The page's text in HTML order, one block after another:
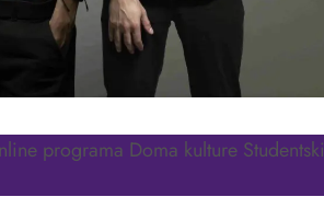
programa Doma kulture Studentski